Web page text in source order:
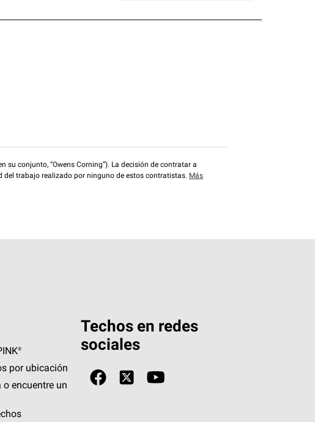
conjunto, “Owens Corning”). La decisión de contratar a
trabajo realizado por ninguno de estos contratistas. Más
por ubicación
o encuentre un
Techos en redes
sociales